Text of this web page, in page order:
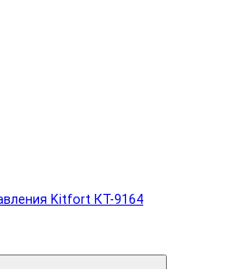
Kitfort КТ-9164